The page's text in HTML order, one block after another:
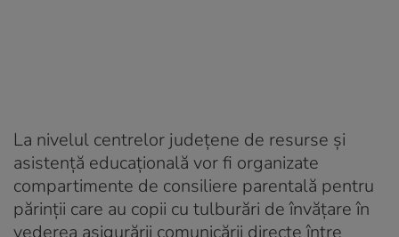
La nivelul centrelor județene de resurse și
asistență educațională vor fi organizate
compartimente de consiliere parentală pentru
părinții care au copii cu tulburări de învățare în
vederea asigurării comunicării directe între